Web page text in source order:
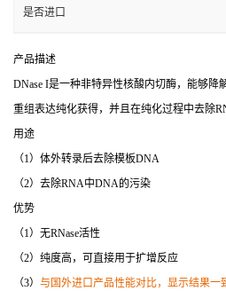
是否进口
产品描述
DNase I是一种非特异性核酸内切酶，能够降
重组表达纯化获得，并且在纯化过程中去除
用途
（1）体外转录后去除模板DNA
（2）去除RNA中DNA的污染
优势
（1）无RNase活性
（2）纯度高，可直接用于扩增反应
（3） 与国外进口产品性能对比，显示结果一